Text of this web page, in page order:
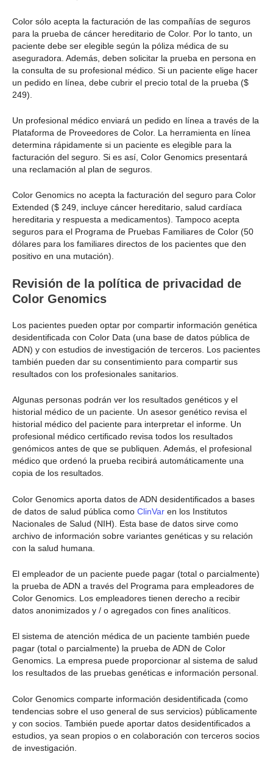
Color sólo acepta la facturación de las compañías de seguros
para la prueba de cáncer hereditario de Color. Por lo tanto, un
paciente debe ser elegible según la póliza médica de su
aseguradora. Además, deben solicitar la prueba en persona en
la consulta de su profesional médico. Si un paciente elige hacer
un pedido en línea, debe cubrir el precio total de la prueba ($
249).
Un profesional médico enviará un pedido en línea a través de la
Plataforma de Proveedores de Color. La herramienta en línea
determina rápidamente si un paciente es elegible para la
facturación del seguro. Si es así, Color Genomics presentará
una reclamación al plan de seguros.
Color Genomics no acepta la facturación del seguro para Color
Extended ($ 249, incluye cáncer hereditario, salud cardíaca
hereditaria y respuesta a medicamentos). Tampoco acepta
seguros para el Programa de Pruebas Familiares de Color (50
dólares para los familiares directos de los pacientes que den
positivo en una mutación).
Revisión de la política de privacidad de
Color Genomics
Los pacientes pueden optar por compartir información genética
desidentificada con Color Data (una base de datos pública de
ADN) y con estudios de investigación de terceros. Los pacientes
también pueden dar su consentimiento para compartir sus
resultados con los profesionales sanitarios.
Algunas personas podrán ver los resultados genéticos y el
historial médico de un paciente. Un asesor genético revisa el
historial médico del paciente para interpretar el informe. Un
profesional médico certificado revisa todos los resultados
genómicos antes de que se publiquen. Además, el profesional
médico que ordenó la prueba recibirá automáticamente una
copia de los resultados.
Color Genomics aporta datos de ADN desidentificados a bases
de datos de salud pública como ClinVar en los Institutos
Nacionales de Salud (NIH). Esta base de datos sirve como
archivo de información sobre variantes genéticas y su relación
con la salud humana.
El empleador de un paciente puede pagar (total o parcialmente)
la prueba de ADN a través del Programa para empleadores de
Color Genomics. Los empleadores tienen derecho a recibir
datos anonimizados y / o agregados con fines analíticos.
El sistema de atención médica de un paciente también puede
pagar (total o parcialmente) la prueba de ADN de Color
Genomics. La empresa puede proporcionar al sistema de salud
los resultados de las pruebas genéticas e información personal.
Color Genomics comparte información desidentificada (como
tendencias sobre el uso general de sus servicios) públicamente
y con socios. También puede aportar datos desidentificados a
estudios, ya sean propios o en colaboración con terceros socios
de investigación.